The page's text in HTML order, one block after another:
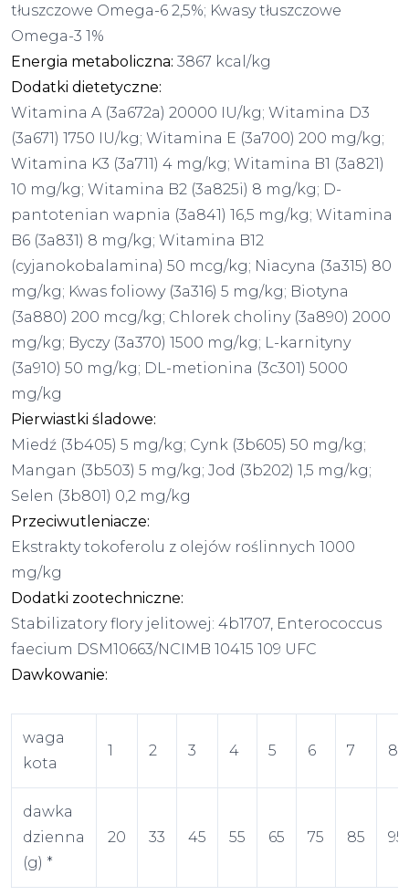
tłuszczowe Omega-6 2,5%; Kwasy tłuszczowe
Omega-3 1%
Energia metaboliczna: 3867 kcal/kg
Dodatki dietetyczne:
Witamina A (3a672a) 20000 IU/kg; Witamina D3
(3a671) 1750 IU/kg; Witamina E (3a700) 200 mg/kg;
Witamina K3 (3a711) 4 mg/kg; Witamina B1 (3a821)
10 mg/kg; Witamina B2 (3a825i) 8 mg/kg; D-
pantotenian wapnia (3a841) 16,5 mg/kg; Witamina
B6 (3a831) 8 mg/kg; Witamina B12
(cyjanokobalamina) 50 mcg/kg; Niacyna (3a315) 80
mg/kg; Kwas foliowy (3a316) 5 mg/kg; Biotyna
(3a880) 200 mcg/kg; Chlorek choliny (3a890) 2000
mg/kg; Byczy (3a370) 1500 mg/kg; L-karnityny
(3a910) 50 mg/kg; DL-metionina (3c301) 5000
mg/kg
Pierwiastki śladowe:
Miedź (3b405) 5 mg/kg; Cynk (3b605) 50 mg/kg;
Mangan (3b503) 5 mg/kg; Jod (3b202) 1,5 mg/kg;
Selen (3b801) 0,2 mg/kg
Przeciwutleniacze:
Ekstrakty tokoferolu z olejów roślinnych 1000
mg/kg
Dodatki zootechniczne:
Stabilizatory flory jelitowej: 4b1707, Enterococcus
faecium DSM10663/NCIMB 10415 109 UFC
Dawkowanie:
waga
kota
1 2 3 4 5 6 7 8
dawka
dzienna
(g) *
20 33 45 55 65 75 85 95